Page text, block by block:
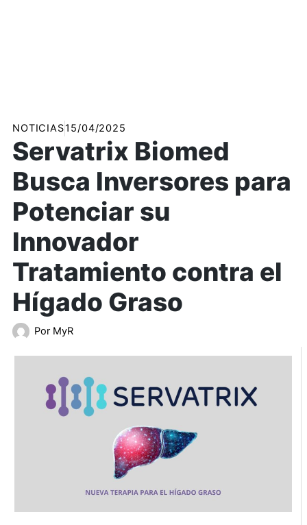
NOTICIAS15/04/2025
Servatrix Biomed
Busca Inversores para
Potenciar su
Innovador
Tratamiento contra el
Hígado Graso
Por MyR